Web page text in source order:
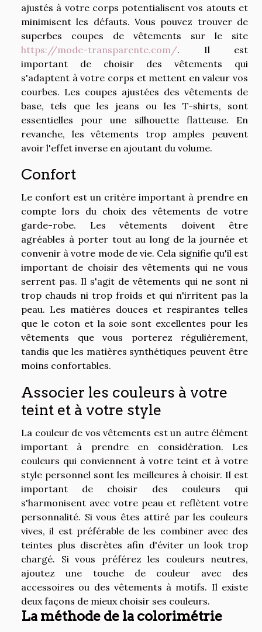
ajustés à votre corps potentialisent vos atouts et
minimisent les défauts. Vous pouvez trouver de
superbes coupes de vêtements sur le site
https://mode-transparente.com/. Il est
important de choisir des vêtements qui
s'adaptent à votre corps et mettent en valeur vos
courbes. Les coupes ajustées des vêtements de
base, tels que les jeans ou les T-shirts, sont
essentielles pour une silhouette flatteuse. En
revanche, les vêtements trop amples peuvent
avoir l'effet inverse en ajoutant du volume.
Confort
Le confort est un critère important à prendre en
compte lors du choix des vêtements de votre
garde-robe. Les vêtements doivent être
agréables à porter tout au long de la journée et
convenir à votre mode de vie. Cela signifie qu'il est
important de choisir des vêtements qui ne vous
serrent pas. Il s'agit de vêtements qui ne sont ni
trop chauds ni trop froids et qui n'irritent pas la
peau. Les matières douces et respirantes telles
que le coton et la soie sont excellentes pour les
vêtements que vous porterez régulièrement,
tandis que les matières synthétiques peuvent être
moins confortables.
Associer les couleurs à votre
teint et à votre style
La couleur de vos vêtements est un autre élément
important à prendre en considération. Les
couleurs qui conviennent à votre teint et à votre
style personnel sont les meilleures à choisir. Il est
important de choisir des couleurs qui
s'harmonisent avec votre peau et reflètent votre
personnalité. Si vous êtes attiré par les couleurs
vives, il est préférable de les combiner avec des
teintes plus discrètes afin d'éviter un look trop
chargé. Si vous préférez les couleurs neutres,
ajoutez une touche de couleur avec des
accessoires ou des vêtements à motifs. Il existe
deux façons de mieux choisir ses couleurs.
La méthode de la colorimétrie